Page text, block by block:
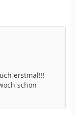
erstmal!!!
schon